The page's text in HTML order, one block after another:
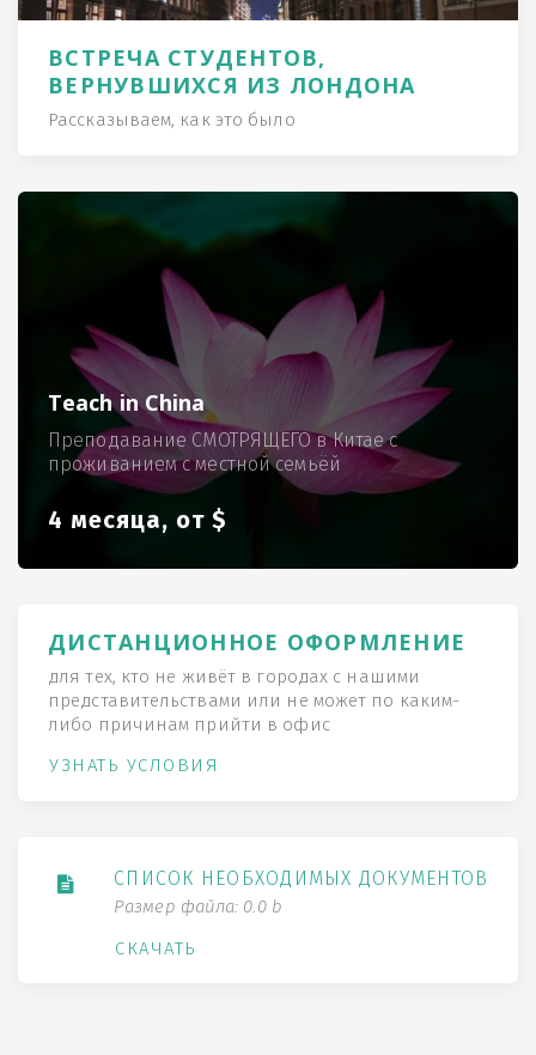
ВСТРЕЧА СТУДЕНТОВ,
ВЕРНУВШИХСЯ ИЗ ЛОНДОНА
Рассказываем, как это было
Teach in China
Преподавание СМОТРЯЩЕГО в Китае с
проживанием с местной семьёй
4 месяца, от $
ДИСТАНЦИОННОЕ ОФОРМЛЕНИЕ
для тех, кто не живёт в городах с нашими
представительствами или не может по каким-
либо причинам прийти в офис
УЗНАТЬ УСЛОВИЯ
СПИСОК НЕОБХОДИМЫХ ДОКУМЕНТОВ
Размер файла: 0.0 b
СКАЧАТЬ